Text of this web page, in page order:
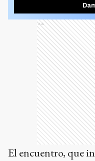
Ads
El encuentro, que